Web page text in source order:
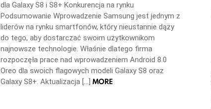
dla Galaxy S8 i S8+ Konkurencja na rynku
Podsumowanie Wprowadzenie Samsung jest jednym z
liderów na rynku smartfonów, który nieustannie dąży
do tego, aby dostarczać swoim użytkownikom
najnowsze technologie. Właśnie dlatego firma
rozpoczęła prace nad wprowadzeniem Android 8.0
Oreo dla swoich flagowych modeli Galaxy S8 oraz
Galaxy S8+. Aktualizacja […] MORE